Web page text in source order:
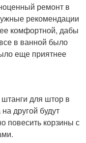
ремонт в
рекомендации
комфортной, дабы
в ванной было
еще приятнее
для штор в
другой будут
повесить корзины с